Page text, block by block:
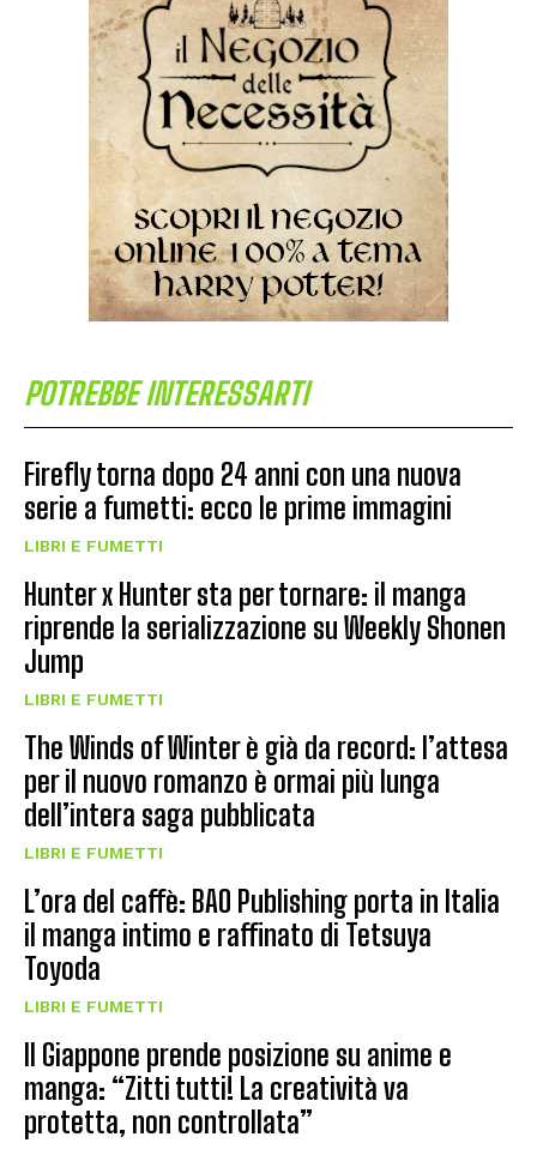
POTREBBE INTERESSARTI
Firefly torna dopo 24 anni con una nuova
serie a fumetti: ecco le prime immagini
LIBRI E FUMETTI
Hunter x Hunter sta per tornare: il manga
riprende la serializzazione su Weekly Shonen
Jump
LIBRI E FUMETTI
The Winds of Winter è già da record: l’attesa
per il nuovo romanzo è ormai più lunga
dell’intera saga pubblicata
LIBRI E FUMETTI
L’ora del caffè: BAO Publishing porta in Italia
il manga intimo e raffinato di Tetsuya
Toyoda
LIBRI E FUMETTI
Il Giappone prende posizione su anime e
manga: “Zitti tutti! La creatività va
protetta, non controllata”